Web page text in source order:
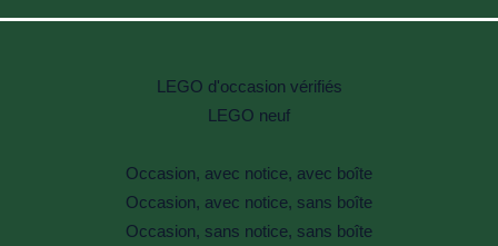
LEGO d'occasion vérifiés
LEGO neuf
Occasion, avec notice, avec boîte
Occasion, avec notice, sans boîte
Occasion, sans notice, sans boîte